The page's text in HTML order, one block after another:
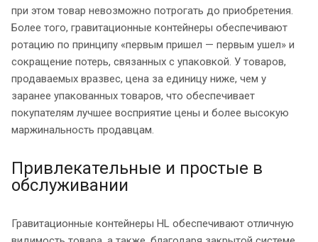
при этом товар невозможно потрогать до приобретения.
Более того, гравитационные контейнеры обеспечивают
ротацию по принципу «первым пришел — первым ушел» и
сокращение потерь, связанных с упаковкой. У товаров,
продаваемых вразвес, цена за единицу ниже, чем у
заранее упакованных товаров, что обеспечивает
покупателям лучшее восприятие цены и более высокую
маржинальность продавцам.
Привлекательные и простые в
обслуживании
Гравитационные контейнеры HL обеспечивают отличную